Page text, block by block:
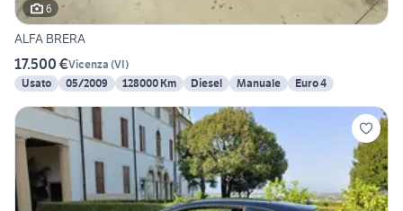
6
ALFA BRERA
17.500 €Vicenza (VI)
Usato
05/2009 128000 Km Diesel Manuale Euro 4